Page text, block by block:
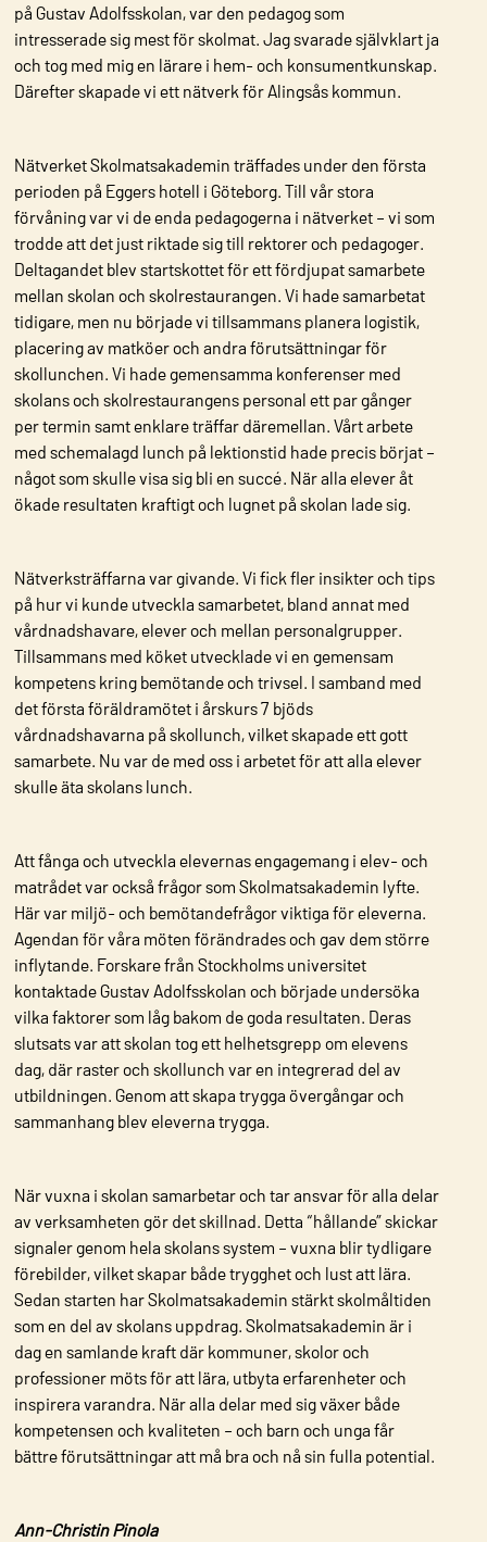
på Gustav Adolfsskolan, var den pedagog som
intresserade sig mest för skolmat. Jag svarade självklart ja
och tog med mig en lärare i hem- och konsumentkunskap.
Därefter skapade vi ett nätverk för Alingsås kommun.
Nätverket Skolmatsakademin träffades under den första
perioden på Eggers hotell i Göteborg. Till vår stora
förvåning var vi de enda pedagogerna i nätverket – vi som
trodde att det just riktade sig till rektorer och pedagoger.
Deltagandet blev startskottet för ett fördjupat samarbete
mellan skolan och skolrestaurangen. Vi hade samarbetat
tidigare, men nu började vi tillsammans planera logistik,
placering av matköer och andra förutsättningar för
skollunchen. Vi hade gemensamma konferenser med
skolans och skolrestaurangens personal ett par gånger
per termin samt enklare träffar däremellan. Vårt arbete
med schemalagd lunch på lektionstid hade precis börjat –
något som skulle visa sig bli en succé. När alla elever åt
ökade resultaten kraftigt och lugnet på skolan lade sig.
Nätverksträffarna var givande. Vi fick fler insikter och tips
på hur vi kunde utveckla samarbetet, bland annat med
vårdnadshavare, elever och mellan personalgrupper.
Tillsammans med köket utvecklade vi en gemensam
kompetens kring bemötande och trivsel. I samband med
det första föräldramötet i årskurs 7 bjöds
vårdnadshavarna på skollunch, vilket skapade ett gott
samarbete. Nu var de med oss i arbetet för att alla elever
skulle äta skolans lunch.
Att fånga och utveckla elevernas engagemang i elev- och
matrådet var också frågor som Skolmatsakademin lyfte.
Här var miljö- och bemötandefrågor viktiga för eleverna.
Agendan för våra möten förändrades och gav dem större
inflytande. Forskare från Stockholms universitet
kontaktade Gustav Adolfsskolan och började undersöka
vilka faktorer som låg bakom de goda resultaten. Deras
slutsats var att skolan tog ett helhetsgrepp om elevens
dag, där raster och skollunch var en integrerad del av
utbildningen. Genom att skapa trygga övergångar och
sammanhang blev eleverna trygga.
När vuxna i skolan samarbetar och tar ansvar för alla delar
av verksamheten gör det skillnad. Detta “hållande” skickar
signaler genom hela skolans system – vuxna blir tydligare
förebilder, vilket skapar både trygghet och lust att lära.
Sedan starten har Skolmatsakademin stärkt skolmåltiden
som en del av skolans uppdrag. Skolmatsakademin är i
dag en samlande kraft där kommuner, skolor och
professioner möts för att lära, utbyta erfarenheter och
inspirera varandra. När alla delar med sig växer både
kompetensen och kvaliteten – och barn och unga får
bättre förutsättningar att må bra och nå sin fulla potential.
Ann-Christin Pinola